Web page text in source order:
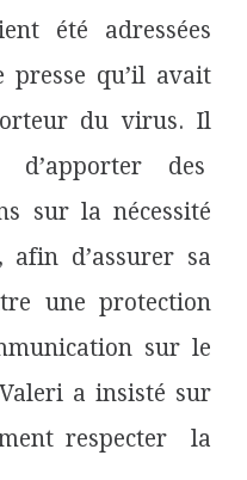
été adressées
presse qu’il avait
du virus. Il
d’apporter des
sur la nécessité
d’assurer sa
une protection
sur le
a insisté sur
respecter
la